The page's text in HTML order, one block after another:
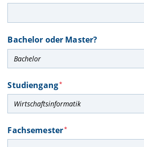
Bachelor oder Master?
Studiengang*
Fachsemester*